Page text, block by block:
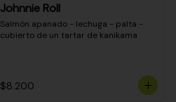
Johnnie Roll
Salmón apanado - lechuga - palta -
cubierto de un tartar de kanikama
$8.200